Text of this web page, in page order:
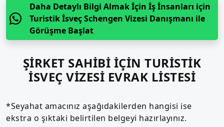
Daha Detaylı Bilgi Almak İçin İş İnsanları için
Turistik İsveç Schengen Vizesi Danışmanı ile
Görüşme Başlat
ŞİRKET SAHİBİ İÇİN TURİSTİK
İSVEÇ VİZESİ EVRAK LİSTESİ
*Seyahat amacınız aşağıdakilerden hangisi ise
ekstra o şıktaki belirtilen belgeyi hazırlayınız.